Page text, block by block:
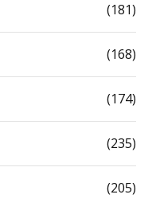
(181)
(168)
(174)
(235)
(205)